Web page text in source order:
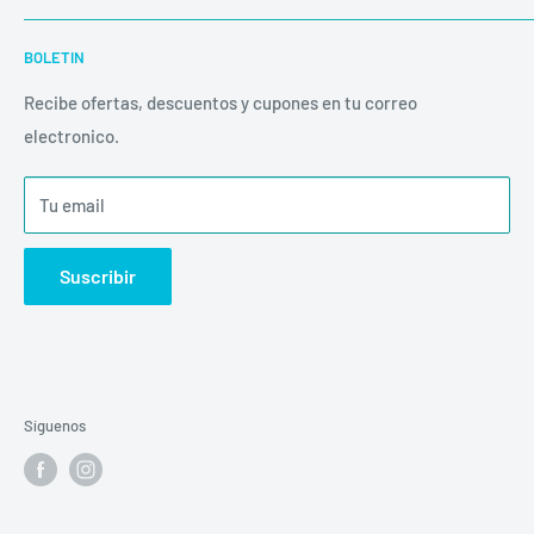
Las compras de fin de semana o días feriados, son
despachadas al siguiente día hábil.
Buscar
Productos
Políticas
Inicio
Envíos
BOLETIN
Recibe ofertas, descuentos y cupones en tu correo
electronico.
Tu email
Suscribir
Síguenos